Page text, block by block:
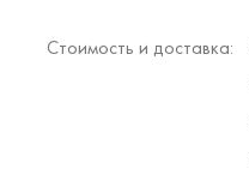
Стоимость и доставка: